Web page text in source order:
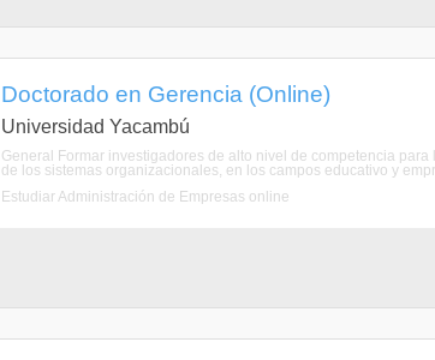
Doctorado en Gerencia (Online)
Universidad Yacambú
General Formar investigadores de alto nivel de competencia
de los sistemas organizacionales, en los campos educativo y
Estudiar Administración de Empresas online